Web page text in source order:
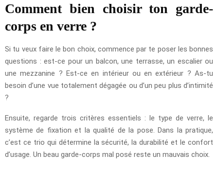
Comment bien choisir ton garde-
corps en verre ?
Si tu veux faire le bon choix, commence par te poser les bonnes
questions : est-ce pour un balcon, une terrasse, un escalier ou
une mezzanine ? Est-ce en intérieur ou en extérieur ? As-tu
besoin d’une vue totalement dégagée ou d’un peu plus d’intimité
?
Ensuite, regarde trois critères essentiels : le type de verre, le
système de fixation et la qualité de la pose. Dans la pratique,
c’est ce trio qui détermine la sécurité, la durabilité et le confort
d’usage. Un beau garde-corps mal posé reste un mauvais choix.